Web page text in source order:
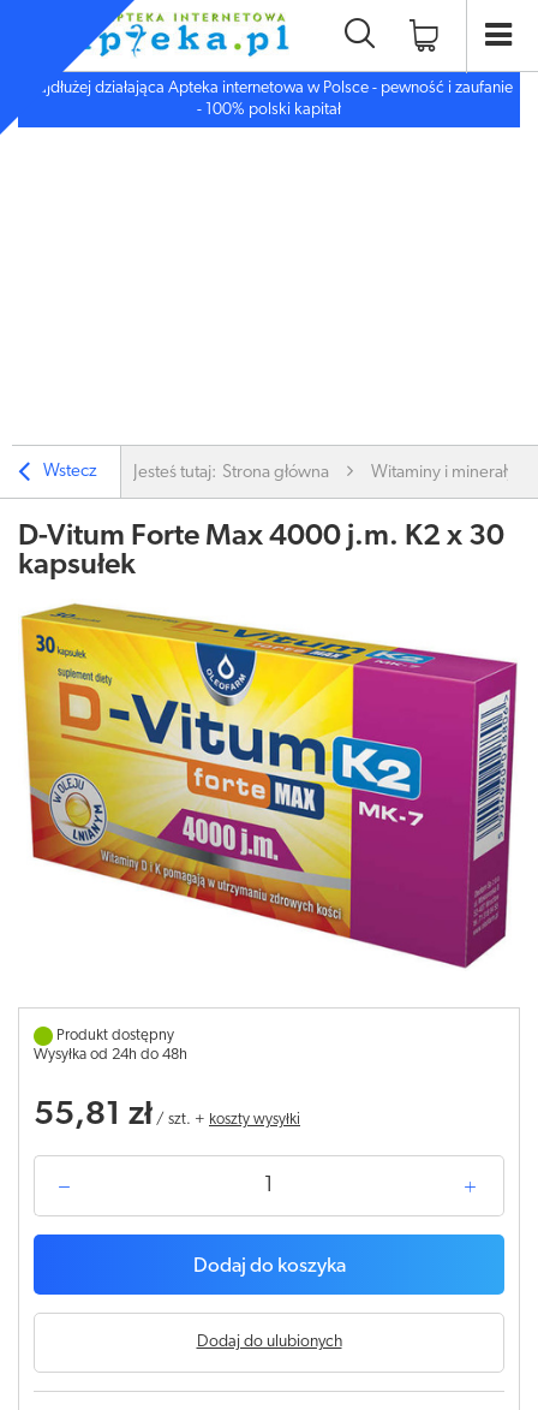
Najdłużej działająca Apteka internetowa w Polsce - pewność i zaufanie
- 100% polski kapitał
Wstecz Jesteś tutaj: Strona główna Witaminy i minerały
D-Vitum Forte Max 4000 j.m. K2 x 30
kapsułek
Produkt dostępny
Wysyłka od 24h do 48h
55,81 zł / szt. + koszty wysyłki
Dodaj do koszyka
Dodaj do ulubionych